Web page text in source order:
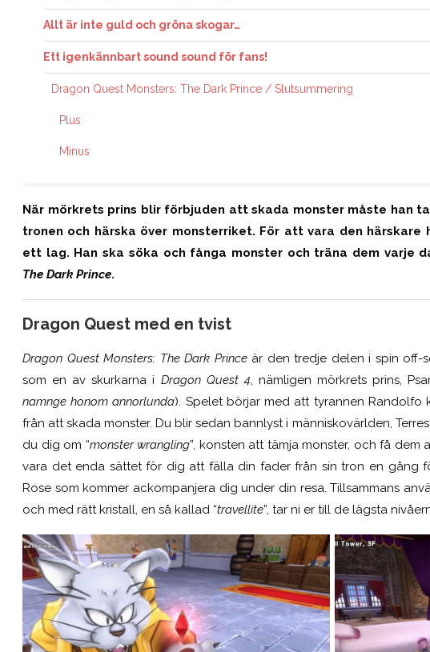
Allt är inte guld och gröna skogar…
Ett igenkännbart sound sound för fans!
Dragon Quest Monsters: The Dark Prince / Slutsummering
Plus
Minus
När mörkrets prins blir förbjuden att skada monster måste han
tronen och härska över monsterriket. För att vara den härskare
ett lag. Han ska söka och fånga monster och träna dem varje
The Dark Prince.
Dragon Quest med en tvist
Dragon Quest Monsters: The Dark Princeär den tredje delen i spin off-
som en av skurkarna i Dragon Quest 4, nämligen mörkrets prins,
namnge honom annorlunda). Spelet börjar med atttyrannen Randolfo
från att skada monster. Du blir sedan bannlysti människovärlden,
du dig om “monster wrangling”, konsten att tämja monster, och få dem
vara det enda sättet för dig att fälla din fader från sin tron en gång
Rose som kommer ackompanjera dig under din resa. Tillsammans
och med rätt kristall, en så kallad “travellite”, tar ni er till de lägsta